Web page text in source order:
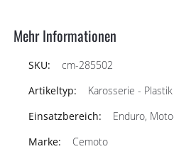
Mehr Informationen
cm-285502
Karosserie -
Enduro,
Cemoto